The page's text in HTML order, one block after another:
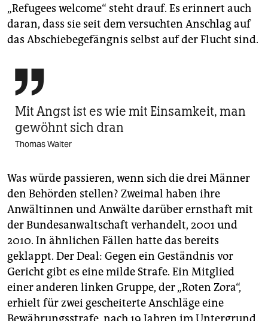
„Refugees welcome“ steht drauf. Es erinnert auch
daran, dass sie seit dem versuchten Anschlag auf
das Abschiebegefängnis selbst auf der Flucht sind.

Mit Angst ist es wie mit Einsamkeit, man
gewöhnt sich dran
Thomas Walter
Was würde passieren, wenn sich die drei Männer
den Behörden stellen? Zweimal haben ihre
Anwältinnen und Anwälte darüber ernsthaft mit
der Bundesanwaltschaft verhandelt, 2001 und
2010. In ähnlichen Fällen hatte das bereits
geklappt. Der Deal: Gegen ein Geständnis vor
Gericht gibt es eine milde Strafe. Ein Mitglied
einer anderen linken Gruppe, der „Roten Zora“,
erhielt für zwei gescheiterte Anschläge eine